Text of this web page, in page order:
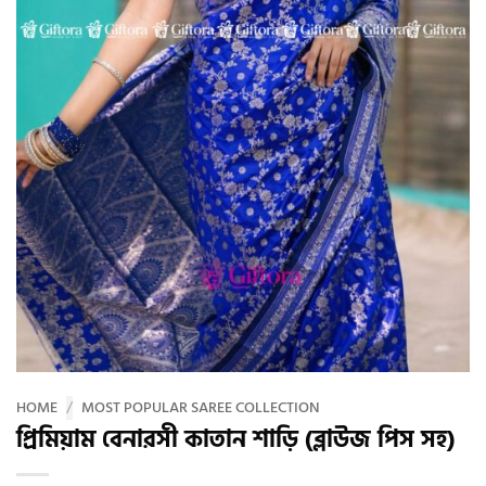
HOME / MOST POPULAR SAREE COLLECTION
প্রিমিয়াম বেনারসী কাতান শাড়ি (ব্লাউজ পিস সহ)